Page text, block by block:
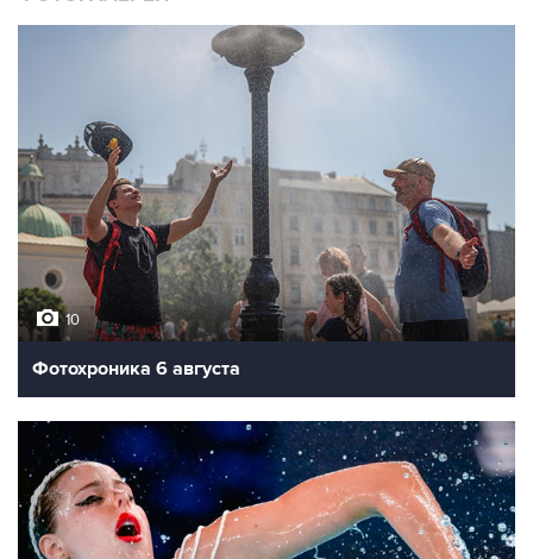
10
Фотохроника 6 августа